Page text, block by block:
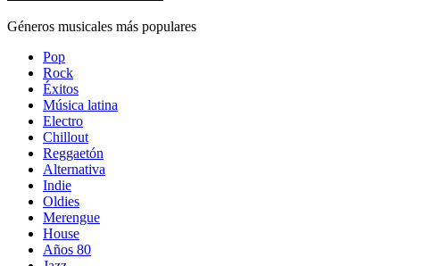
Géneros musicales más populares
Pop
Rock
Éxitos
Música latina
Electro
Chillout
Reggaetón
Alternativa
Indie
Oldies
Merengue
House
Años 80